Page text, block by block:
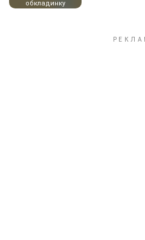
обкладинку